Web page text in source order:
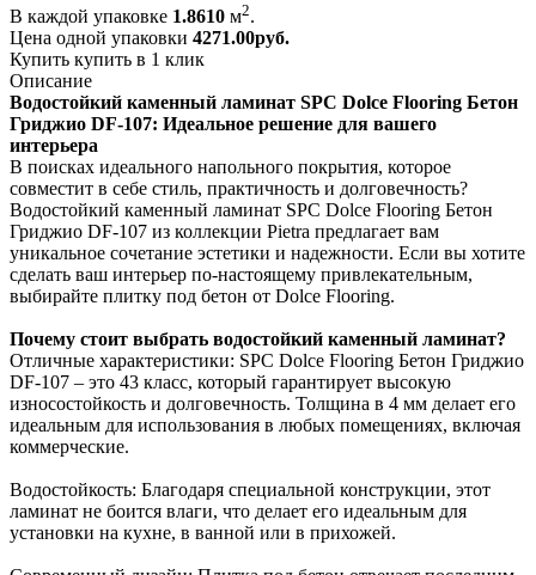
В каждой упаковке 1.8610 м2.
Цена одной упаковки 4271.00руб.
Купить купить в 1 клик
Описание
Водостойкий каменный ламинат SPC Dolce Flooring Бетон
Гриджио DF-107: Идеальное решение для вашего
интерьера
В поисках идеального напольного покрытия, которое
совместит в себе стиль, практичность и долговечность?
Водостойкий каменный ламинат SPC Dolce Flooring Бетон
Гриджио DF-107 из коллекции Pietra предлагает вам
уникальное сочетание эстетики и надежности. Если вы хотите
сделать ваш интерьер по-настоящему привлекательным,
выбирайте плитку под бетон от Dolce Flooring.
Почему стоит выбрать водостойкий каменный ламинат?
Отличные характеристики: SPC Dolce Flooring Бетон Гриджио
DF-107 – это 43 класс, который гарантирует высокую
износостойкость и долговечность. Толщина в 4 мм делает его
идеальным для использования в любых помещениях, включая
коммерческие.
Водостойкость: Благодаря специальной конструкции, этот
ламинат не боится влаги, что делает его идеальным для
установки на кухне, в ванной или в прихожей.